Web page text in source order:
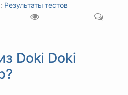
Результаты тестов
Doki Doki